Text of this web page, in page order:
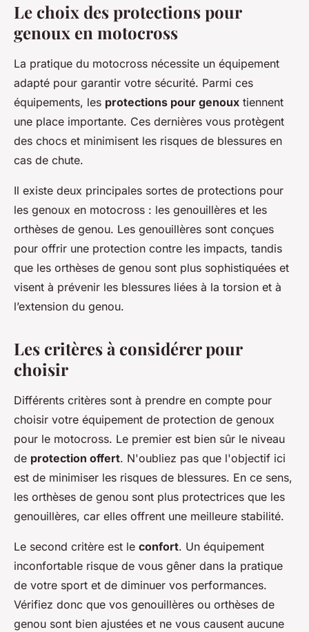
Le choix des protections pour
genoux en motocross
La pratique du motocross nécessite un équipement
adapté pour garantir votre sécurité. Parmi ces
équipements, les protections pour genoux tiennent
une place importante. Ces dernières vous protègent
des chocs et minimisent les risques de blessures en
cas de chute.
Il existe deux principales sortes de protections pour
les genoux en motocross : les genouillères et les
orthèses de genou. Les genouillères sont conçues
pour offrir une protection contre les impacts, tandis
que les orthèses de genou sont plus sophistiquées et
visent à prévenir les blessures liées à la torsion et à
l’extension du genou.
Les critères à considérer pour
choisir
Différents critères sont à prendre en compte pour
choisir votre équipement de protection de genoux
pour le motocross. Le premier est bien sûr le niveau
de protection offert. N'oubliez pas que l'objectif ici
est de minimiser les risques de blessures. En ce sens,
les orthèses de genou sont plus protectrices que les
genouillères, car elles offrent une meilleure stabilité.
Le second critère est le confort. Un équipement
inconfortable risque de vous gêner dans la pratique
de votre sport et de diminuer vos performances.
Vérifiez donc que vos genouillères ou orthèses de
genou sont bien ajustées et ne vous causent aucune